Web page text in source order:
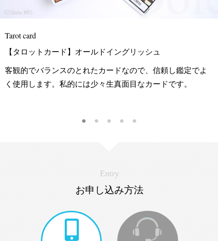
リッシュ
ので、信頼し鑑定でよ
目なカードです。
【カード】色のカード
自分でリメイクしたシンプルな
が占いの質を安定させてくれます
Entry
お申し込み方法